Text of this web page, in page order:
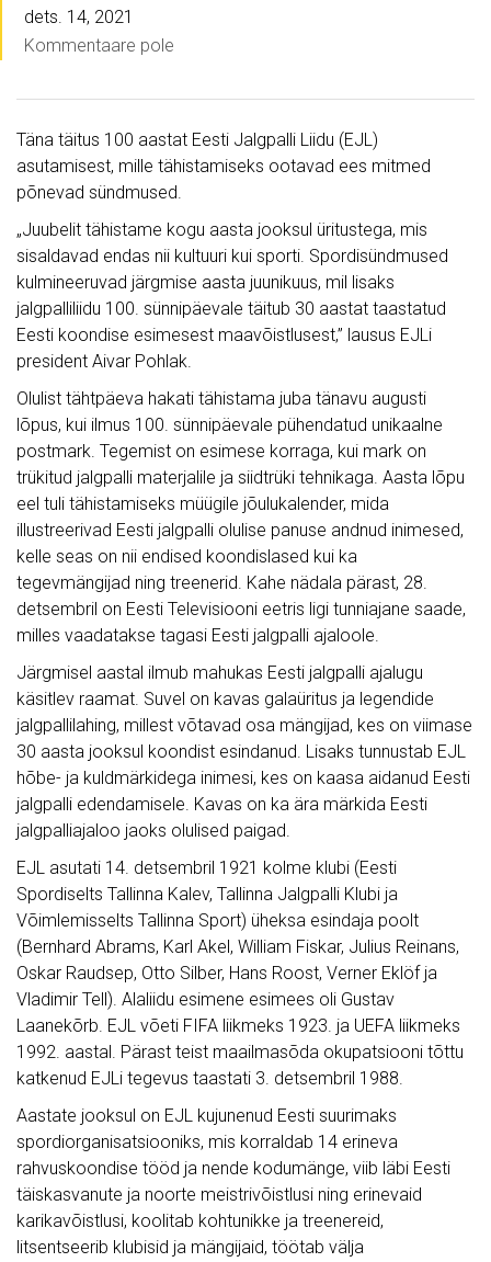
dets. 14, 2021
Kommentaare pole
Täna täitus 100 aastat Eesti Jalgpalli Liidu (EJL)
asutamisest, mille tähistamiseks ootavad ees mitmed
põnevad sündmused.
„Juubelit tähistame kogu aasta jooksul üritustega, mis
sisaldavad endas nii kultuuri kui sporti. Spordisündmused
kulmineeruvad järgmise aasta juunikuus, mil lisaks
jalgpalliliidu 100. sünnipäevale täitub 30 aastat taastatud
Eesti koondise esimesest maavõistlusest,” lausus EJLi
president Aivar Pohlak.
Olulist tähtpäeva hakati tähistama juba tänavu augusti
lõpus, kui ilmus 100. sünnipäevale pühendatud unikaalne
postmark. Tegemist on esimese korraga, kui mark on
trükitud jalgpalli materjalile ja siidtrüki tehnikaga. Aasta lõpu
eel tuli tähistamiseks müügile jõulukalender, mida
illustreerivad Eesti jalgpalli olulise panuse andnud inimesed,
kelle seas on nii endised koondislased kui ka
tegevmängijad ning treenerid. Kahe nädala pärast, 28.
detsembril on Eesti Televisiooni eetris ligi tunniajane saade,
milles vaadatakse tagasi Eesti jalgpalli ajaloole.
Järgmisel aastal ilmub mahukas Eesti jalgpalli ajalugu
käsitlev raamat. Suvel on kavas galaüritus ja legendide
jalgpallilahing, millest võtavad osa mängijad, kes on viimase
30 aasta jooksul koondist esindanud. Lisaks tunnustab EJL
hõbe- ja kuldmärkidega inimesi, kes on kaasa aidanud Eesti
jalgpalli edendamisele. Kavas on ka ära märkida Eesti
jalgpalliajaloo jaoks olulised paigad.
EJL asutati 14. detsembril 1921 kolme klubi (Eesti
Spordiselts Tallinna Kalev, Tallinna Jalgpalli Klubi ja
Võimlemisselts Tallinna Sport) üheksa esindaja poolt
(Bernhard Abrams, Karl Akel, William Fiskar, Julius Reinans,
Oskar Raudsep, Otto Silber, Hans Roost, Verner Eklöf ja
Vladimir Tell). Alaliidu esimene esimees oli Gustav
Laanekõrb. EJL võeti FIFA liikmeks 1923. ja UEFA liikmeks
1992. aastal. Pärast teist maailmasõda okupatsiooni tõttu
katkenud EJLi tegevus taastati 3. detsembril 1988.
Aastate jooksul on EJL kujunenud Eesti suurimaks
spordiorganisatsiooniks, mis korraldab 14 erineva
rahvuskoondise tööd ja nende kodumänge, viib läbi Eesti
täiskasvanute ja noorte meistrivõistlusi ning erinevaid
karikavõistlusi, koolitab kohtunikke ja treenereid,
litsentseerib klubisid ja mängijaid, töötab välja